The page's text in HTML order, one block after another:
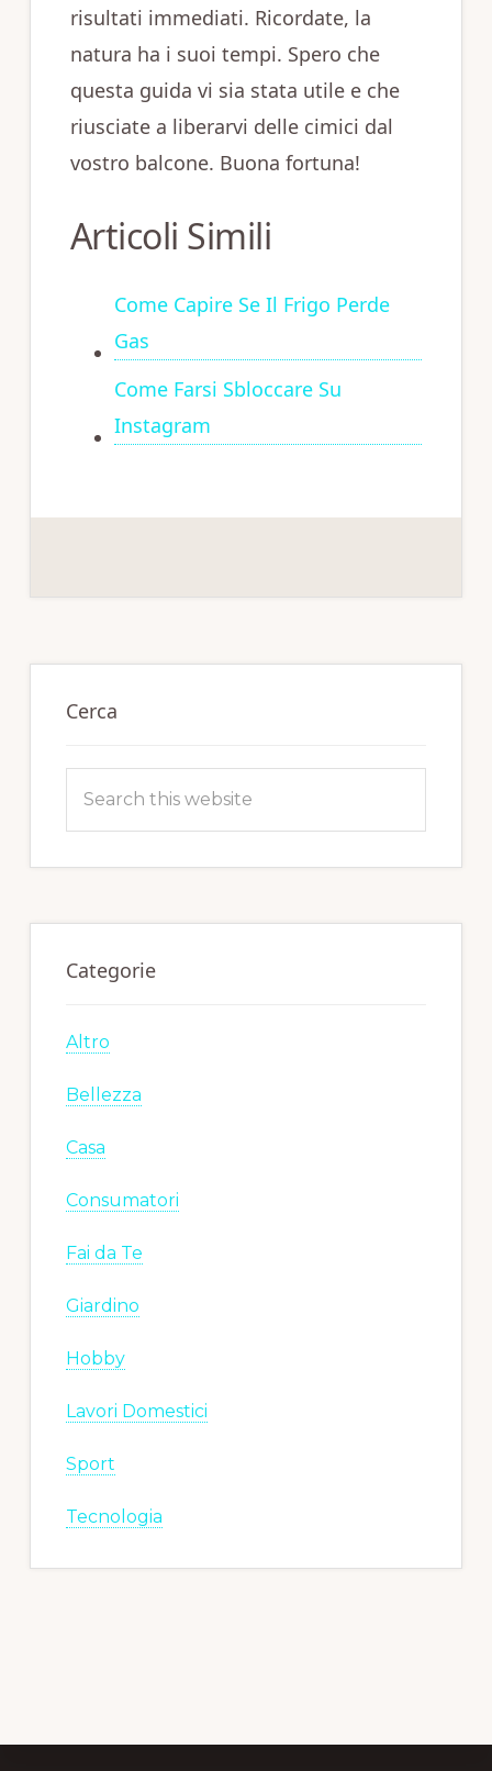
risultati immediati. Ricordate, la
natura ha i suoi tempi. Spero che
questa guida vi sia stata utile e che
riusciate a liberarvi delle cimici dal
vostro balcone. Buona fortuna!
Articoli Simili
Come Capire Se Il Frigo Perde
Gas
Come Farsi Sbloccare Su
Instagram
Primary
Sidebar
Cerca
this
Categorie
Altro
Bellezza
Casa
Consumatori
Fai da Te
Giardino
Hobby
Lavori Domestici
Sport
Tecnologia